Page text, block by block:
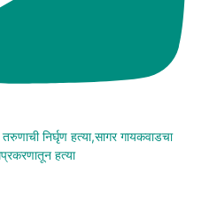
निर्घृण हत्या,सागर गायकवाडचा
हत्या